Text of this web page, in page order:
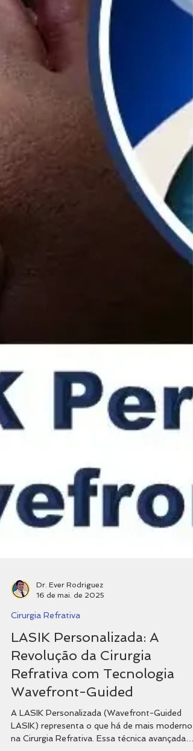
16 de mai. de 2025
Cirurgia Refrativa
LASIK Personalizada: A
Revolução da Cirurgia
Refrativa com Tecnologia
Wavefront-Guided